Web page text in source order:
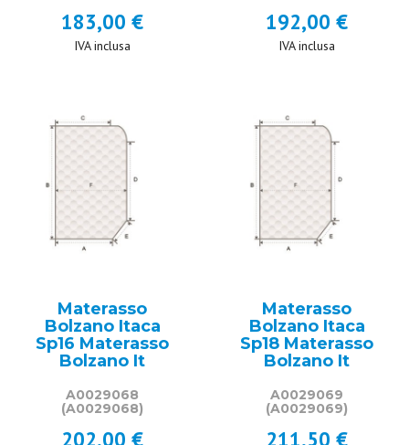
183,00 €
IVA inclusa
192,00 €
IVA inclusa
Materasso
Bolzano Itaca
Sp16 Materasso
Bolzano It
A0029068
(A0029068)
202,00 €
Materasso
Bolzano Itaca
Sp18 Materasso
Bolzano It
A0029069
(A0029069)
211,50 €